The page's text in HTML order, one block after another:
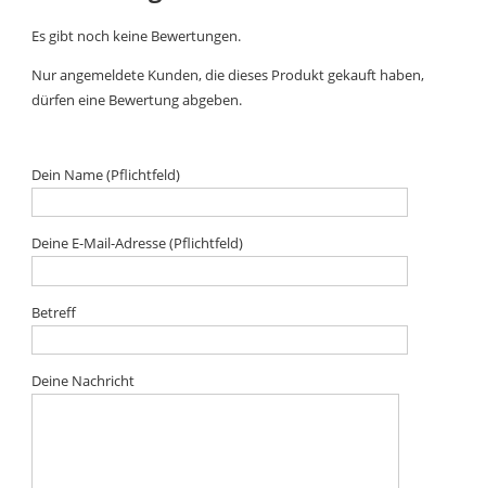
Es gibt noch keine Bewertungen.
Nur angemeldete Kunden, die dieses Produkt gekauft haben,
dürfen eine Bewertung abgeben.
Dein Name (Pflichtfeld)
Deine E-Mail-Adresse (Pflichtfeld)
Betreff
Deine Nachricht